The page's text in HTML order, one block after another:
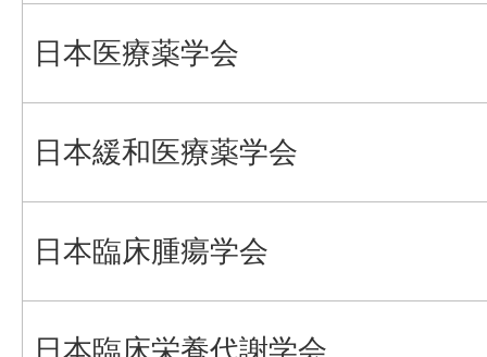
日本医療薬学会
日本緩和医療薬学会
日本臨床腫瘍学会